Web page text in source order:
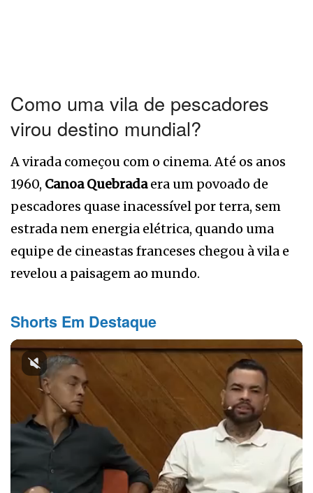
Como uma vila de pescadores
virou destino mundial?
A virada começou com o cinema. Até os anos
1960, Canoa Quebradaera um povoado de
pescadores quase inacessível por terra, sem
estrada nem energia elétrica, quando uma
equipe de cineastas franceses chegou à vila e
revelou a paisagem ao mundo.
Shorts Em Destaque